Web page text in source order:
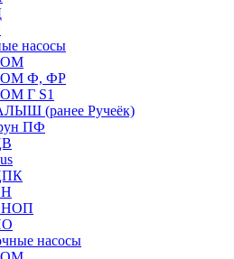
насосы
Ф, ФР
Г S1
(ранее Ручеёк)
ПФ
насосы